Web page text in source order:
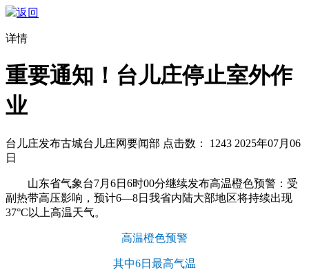
返回
详情
重要通知！台儿庄停止室外作
业
台儿庄发布古城台儿庄网要闻部 点击数： 1243 2025年07月06
日
山东省气象台7月6日6时00分继续发布高温橙色预警：受
副热带高压影响，预计6—8日我省内陆大部地区将持续出现
37°C以上高温天气。
高温橙色预警
其中6日最高气温